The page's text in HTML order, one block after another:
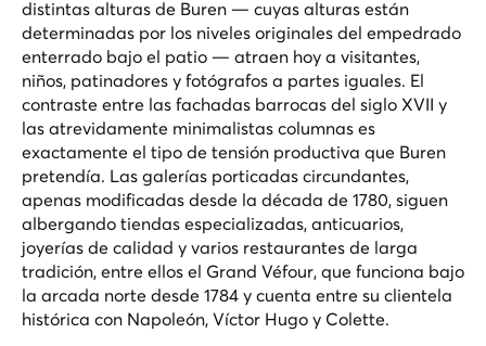
distintas alturas de Buren — cuyas alturas están
determinadas por los niveles originales del empedrado
enterrado bajo el patio — atraen hoy a visitantes,
niños, patinadores y fotógrafos a partes iguales. El
contraste entre las fachadas barrocas del siglo XVII y
las atrevidamente minimalistas columnas es
exactamente el tipo de tensión productiva que Buren
pretendía. Las galerías porticadas circundantes,
apenas modificadas desde la década de 1780, siguen
albergando tiendas especializadas, anticuarios,
joyerías de calidad y varios restaurantes de larga
tradición, entre ellos el Grand Véfour, que funciona bajo
la arcada norte desde 1784 y cuenta entre su clientela
histórica con Napoleón, Víctor Hugo y Colette.